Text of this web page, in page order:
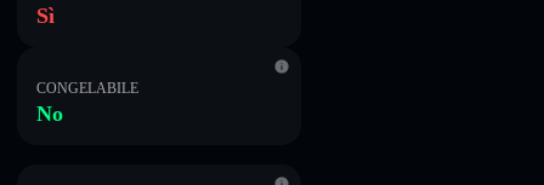
Sì
CONGELABILE
No